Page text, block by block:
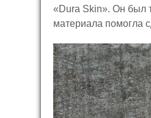
«Dura Skin». Он был
материала помогла